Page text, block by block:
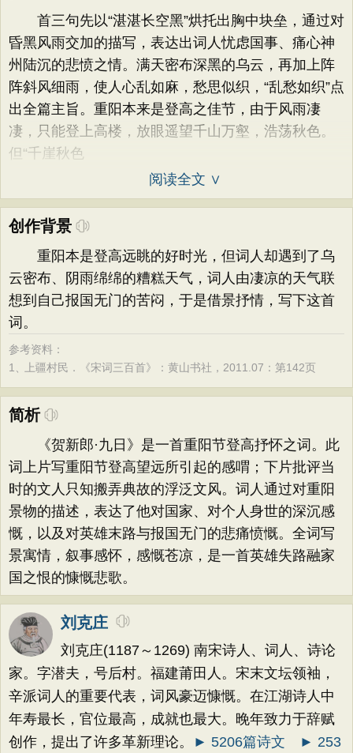
首三句先以“湛湛长空黑”烘托出胸中块垒，通过对
昏黑风雨交加的描写，表达出词人忧虑国事、痛心神
州陆沉的悲愤之情。满天密布深黑的乌云，再加上阵
阵斜风细雨，使人心乱如麻，愁思似织，“乱愁如织”点
出全篇主旨。重阳本来是登高之佳节，由于风雨凄
凄，只能登上高楼，放眼遥望千山万壑，浩荡秋色。
但“千崖秋色
阅读全文 ∨
创作背景
重阳本是登高远眺的好时光，但词人却遇到了乌
云密布、阴雨绵绵的糟糕天气，词人由凄凉的天气联
想到自己报国无门的苦闷，于是借景抒情，写下这首
词。
参考资料：
1、
上疆村民．《宋词三百首》：黄山书社，2011.07：第142页
简析
《贺新郎·九日》是一首重阳节登高抒怀之词。此
词上片写重阳节登高望远所引起的感喟；下片批评当
时的文人只知搬弄典故的浮泛文风。词人通过对重阳
景物的描述，表达了他对国家、对个人身世的深沉感
慨，以及对英雄末路与报国无门的悲痛愤慨。全词写
景寓情，叙事感怀，感慨苍凉，是一首英雄失路融家
国之恨的慷慨悲歌。
刘克庄
刘克庄(1187～1269) 南宋诗人、词人、诗论
家。字潜夫，号后村。福建莆田人。宋末文坛领袖，
辛派词人的重要代表，词风豪迈慷慨。在江湖诗人中
年寿最长，官位最高，成就也最大。晚年致力于辞赋
创作，提出了许多革新理论。
► 5206篇诗文 ► 253